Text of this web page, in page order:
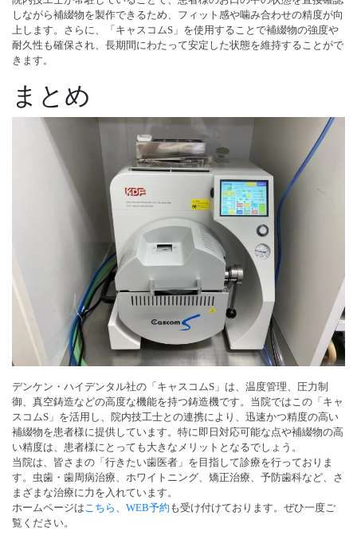
しながら補綴物を製作できるため、フィット感や噛み合わせの精度が向
上します。さらに、「キャスコムS」を使用することで補綴物の強度や
耐久性も確保され、長期間にわたって安定した状態を維持することがで
きます。
まとめ
デンケン・ハイデンタル社の「キャスコムS」は、温度管理、圧力制
御、真空鋳造などの高度な機能を持つ鋳造機です。当院ではこの「キャ
スコムS」を活用し、院内技工士との連携により、迅速かつ精度の高い
補綴物を患者様に提供しています。特に即日対応可能な点や補綴物の高
い精度は、患者様にとっても大きなメリットとなるでしょう。
当院は、皆さまの「行きたい歯医者」を目指して診療を行っておりま
す。虫歯・歯周病治療、ホワイトニング、矯正治療、予防歯科など、さ
まざまな治療に力を入れています。
ホームページはこちら 、 WEB予約 も受け付けております。ぜひ一度ご
覧ください。